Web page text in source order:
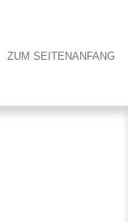
ZUM SEITENANFANG